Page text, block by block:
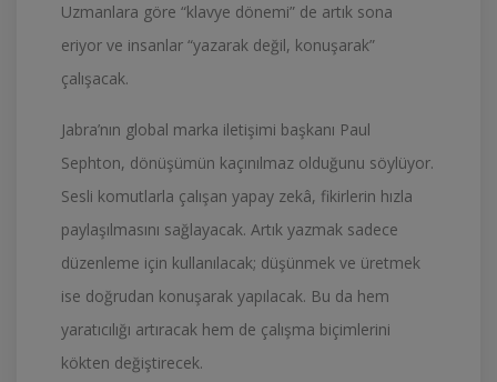
Uzmanlara göre “klavye dönemi” de artık sona
eriyor ve insanlar “yazarak değil, konuşarak”
çalışacak.
Jabra’nın global marka iletişimi başkanı Paul
Sephton, dönüşümün kaçınılmaz olduğunu söylüyor.
Sesli komutlarla çalışan yapay zekâ, fikirlerin hızla
paylaşılmasını sağlayacak. Artık yazmak sadece
düzenleme için kullanılacak; düşünmek ve üretmek
ise doğrudan konuşarak yapılacak. Bu da hem
yaratıcılığı artıracak hem de çalışma biçimlerini
kökten değiştirecek.